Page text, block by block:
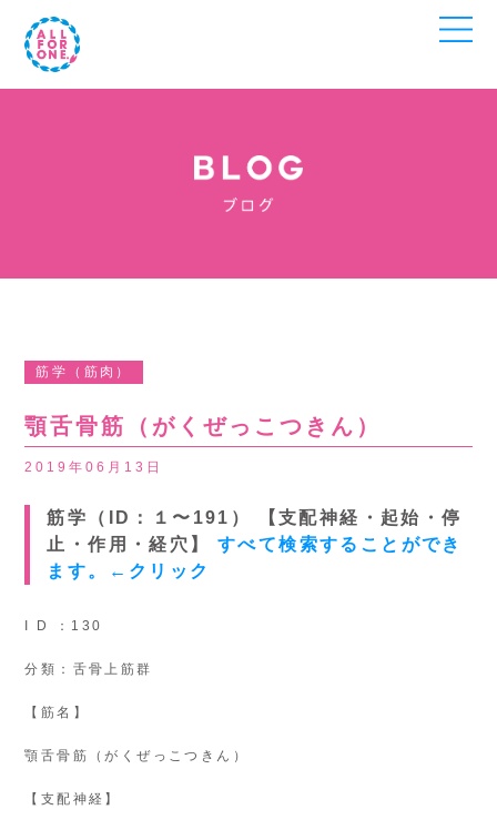
筋学（筋肉）
顎舌骨筋（がくぜっこつきん）
2019年06月13日
筋学（ID：１〜191） 【支配神経・起始・停
止・作用・経穴】すべて検索することができ
ます。←クリック
I D ：130
分類：舌骨上筋群
【筋名】
顎舌骨筋（がくぜっこつきん）
【支配神経】